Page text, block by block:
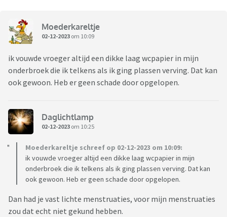
Moederkareltje
02-12-2023 om 10:09
ik vouwde vroeger altijd een dikke laag wcpapier in mijn
onderbroek die ik telkens als ik ging plassen verving. Dat kan
ook gewoon. Heb er geen schade door opgelopen.
Daglichtlamp
02-12-2023 om 10:25
Moederkareltje schreef op 02-12-2023 om 10:09:
ik vouwde vroeger altijd een dikke laag wcpapier in mijn
onderbroek die ik telkens als ik ging plassen verving. Dat kan
ook gewoon. Heb er geen schade door opgelopen.
Dan had je vast lichte menstruaties, voor mijn menstruaties
zou dat echt niet gekund hebben.